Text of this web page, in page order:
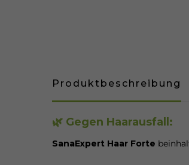
Produktbeschreibung
🌿 Gegen Haarausfall:
SanaExpert Haar Forte